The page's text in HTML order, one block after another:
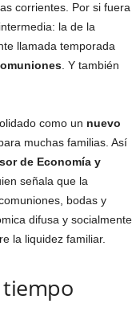
corrientes. Por si fuera
la de la
llamada temporada
. Y también
como un nuevo
muchas familias. Así
de Economía y
señala que la
bodas y
difusa y socialmente
la liquidez familiar.
tiempo